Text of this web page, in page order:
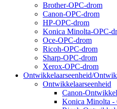
Brother-OPC-drom
Canon-OPC-drom
HP-OPC-drom
Konica Minolta-OPC-
Oce-OPC-drom
Ricoh-OPC-drom
Sharp-OPC-drom
Xerox-OPC-drom
Ontwikkelaarseenheid/
Ontwikkelaarseenheid
Canon-
Konica Minolta -